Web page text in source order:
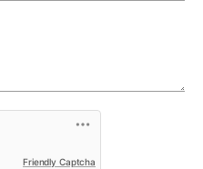
Friendly Captcha